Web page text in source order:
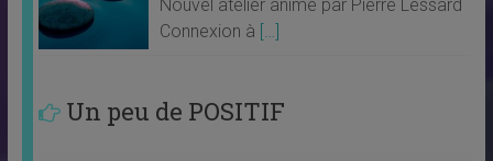
Nouvel atelier animé par Pierre Lessard
Connexion à […]
Un peu de POSITIF